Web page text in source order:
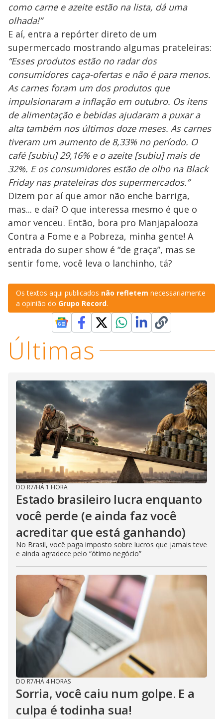
como carne e azeite estão na lista, dá uma
olhada!”
E aí, entra a repórter direto de um
supermercado mostrando algumas prateleiras:
“Esses produtos estão no radar dos
consumidores caça-ofertas e não é para menos.
As carnes foram um dos produtos que
impulsionaram a inflação em outubro. Os itens
de alimentação e bebidas ajudaram a puxar a
alta também nos últimos doze meses. As carnes
tiveram um aumento de 8,33% no período. O
café [subiu] 29,16% e o azeite [subiu] mais de
32%. E os consumidores estão de olho na Black
Friday nas prateleiras dos supermercados.”
Dizem por aí que amor não enche barriga,
mas... e daí? O que interessa mesmo é que o
amor venceu. Então, bora pro Manjapalooza
Contra a Fome e a Pobreza, minha gente! A
entrada do super show é “de graça”, mas se
sentir fome, você leva o lanchinho, tá?
Os textos aqui publicados não refletem necessariamente
a opinião do Grupo Record.
Últimas
DO R7/HÁ 1 HORA
Estado brasileiro lucra enquanto
você perde (e ainda faz você
acreditar que está ganhando)
No Brasil, você paga imposto sobre lucros que jamais teve
e ainda agradece pelo “ótimo negócio”
DO R7/HÁ 4 HORAS
Sorria, você caiu num golpe. E a
culpa é todinha sua!